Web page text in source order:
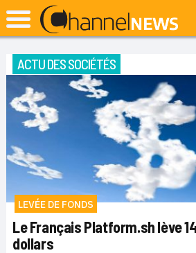
ACTU DES SOCIÉTÉS
LEVÉE DE FONDS
Le Français Platform.sh lève
dollars